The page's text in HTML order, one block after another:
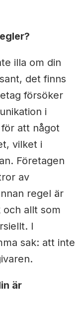
illa om din
det finns
försöker
i
att något
vilket i
Företagen
av
regel är
allt som
I
sak: att inte
är